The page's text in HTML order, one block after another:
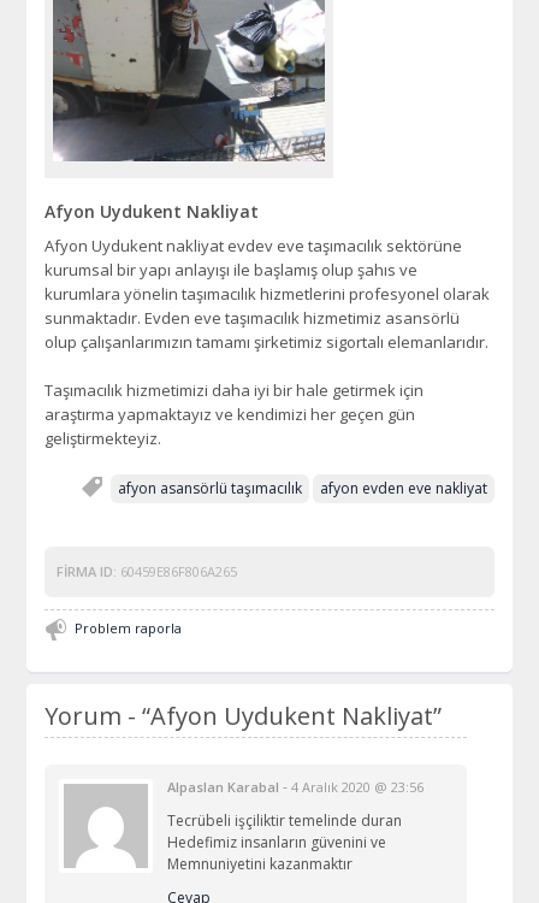
Afyon Uydukent Nakliyat
Afyon Uydukent nakliyat evdev eve taşımacılık sektörüne
kurumsal bir yapı anlayışı ile başlamış olup şahıs ve
kurumlara yönelin taşımacılık hizmetlerini profesyonel olarak
sunmaktadır. Evden eve taşımacılık hizmetimiz asansörlü
olup çalışanlarımızın tamamı şirketimiz sigortalı elemanlarıdır.
Taşımacılık hizmetimizi daha iyi bir hale getirmek için
araştırma yapmaktayız ve kendimizi her geçen gün
geliştirmekteyiz.
afyon asansörlü taşımacılık afyon evden eve nakliyat
FIRMA ID: 60459E86F806A265
Problem raporla
Yorum -“Afyon Uydukent Nakliyat”
Alpaslan Karabal -4 Aralık 2020 @ 23:56
Tecrübeli işçiliktir temelinde duran
Hedefimiz insanların güvenini ve
Memnuniyetini kazanmaktır
Cevap